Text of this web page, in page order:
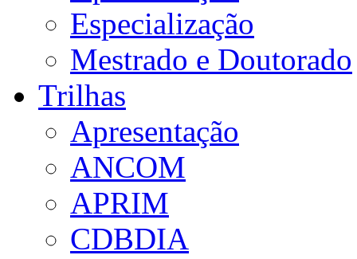
Especialização
Mestrado e Doutorado
Trilhas
Apresentação
ANCOM
APRIM
CDBDIA